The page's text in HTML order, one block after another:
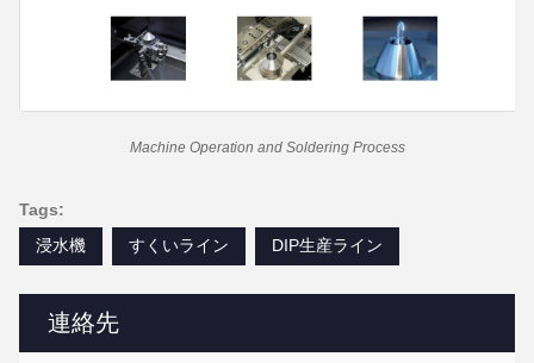
連絡先
Machine Operation and Soldering Process
Tags:
浸水機
すくいライン DIP生産ライン